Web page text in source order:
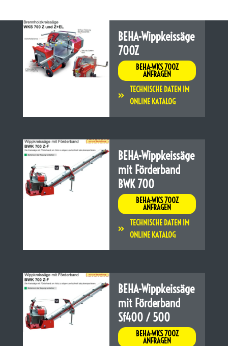
BEHA-Wippkeissäge
700Z
BEHA-WKS 700Z
ANFRAGEN
TECHNISCHE DATEN IM
ONLINE KATALOG
BEHA-Wippkeissäge
mit Förderband
BWK 700
BEHA-WKS 700Z
ANFRAGEN
TECHNISCHE DATEN IM
ONLINE KATALOG
BEHA-Wippkeissäge
mit Förderband
Sf400 / 500
BEHA-WKS 700Z
ANFRAGEN